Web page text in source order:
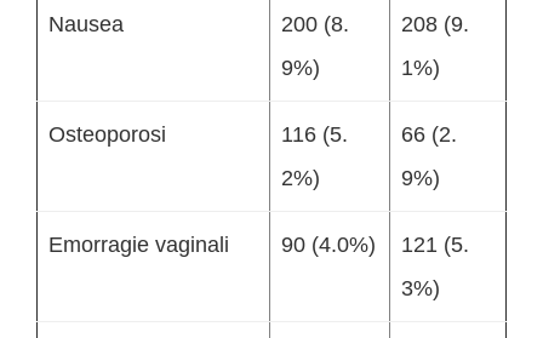
Nausea
200 (8.
9%)
208 (9.
1%)
Osteoporosi
116 (5.
2%)
66 (2.
9%)
Emorragie vaginali 90 (4.0%)
121 (5.
3%)